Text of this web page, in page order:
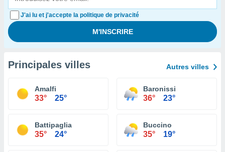
J'ai lu et j'accepte la politique de privacité
Principales villes Autres villes
Amalfi
33° 25°
Baronissi
36° 23°
Battipaglia
35° 24°
Buccino
35° 19°